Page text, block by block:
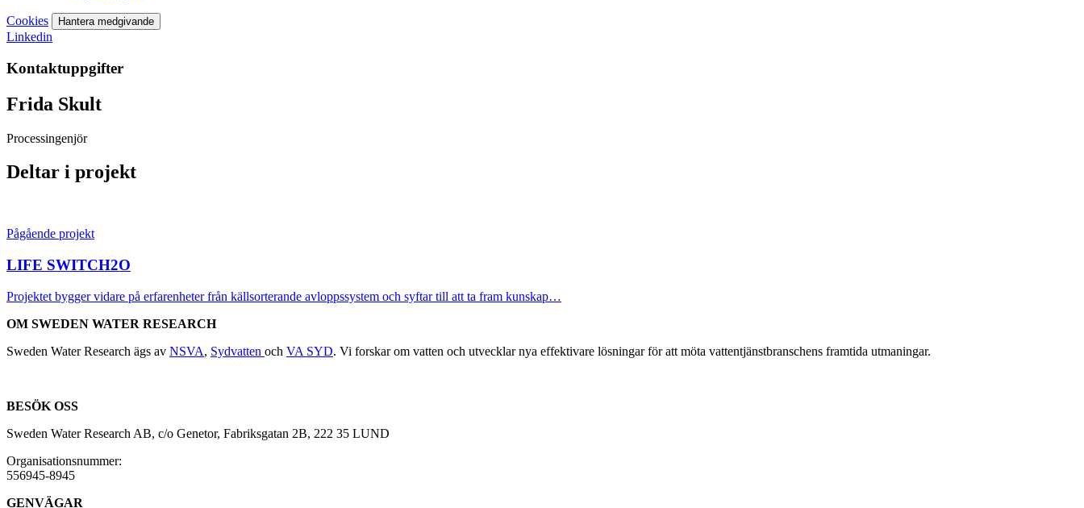
Cookies Hantera medgivande
Linkedin
Kontaktuppgifter
Frida Skult
Processingenjör
Deltar i projekt
Pågående projekt
LIFE SWITCH2O
Projektet bygger vidare på erfarenheter från källsorterande avloppssystem och syftar till att ta fram kunskap…
OM SWEDEN WATER RESEARCH
Sweden Water Research ägs av NSVA, Sydvatten och VA SYD. Vi forskar om vatten och utvecklar nya effektivare lösningar för att möta vattentjänstbranschens framtida utmaningar.
BESÖK OSS
Sweden Water Research AB, c/o Genetor, Fabriksgatan 2B, 222 35 LUND
Organisationsnummer:
556945-8945
GENVÄGAR